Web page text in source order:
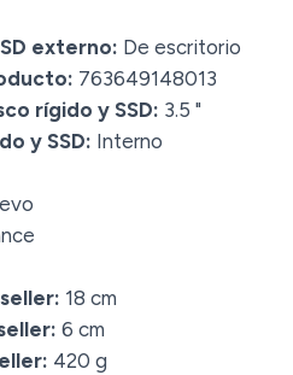
externo: De escritorio
763649148013
rígido y SSD: 3.5 "
y SSD: Interno
18 cm
6 cm
420 g